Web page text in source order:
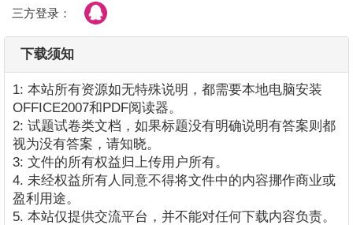
三方登录：
下载须知
1: 本站所有资源如无特殊说明，都需要本地电脑安装
OFFICE2007和PDF阅读器。
2: 试题试卷类文档，如果标题没有明确说明有答案则都
视为没有答案，请知晓。
3: 文件的所有权益归上传用户所有。
4. 未经权益所有人同意不得将文件中的内容挪作商业或
盈利用途。
5. 本站仅提供交流平台，并不能对任何下载内容负责。